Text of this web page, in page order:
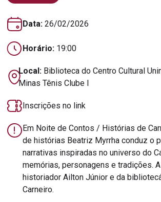
Data: 26/02/2026
Horário: 19:00
Local: Biblioteca do Centro Cultural
Minas Tênis Clube I
Inscrições no link
Em Noite de Contos / Histórias de
de histórias Beatriz Myrrha conduz o
narrativas inspiradas no universo do
memórias, personagens e tradições.
historiador Ailton Júnior e da
Carneiro.